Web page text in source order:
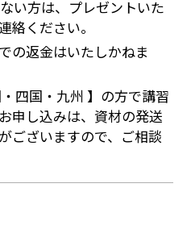
い方は、プレゼントいた
絡ください。
の返金はいたしかねま
四国・九州 】の方で講習
申し込みは、資材の発送
ございますので、ご相談